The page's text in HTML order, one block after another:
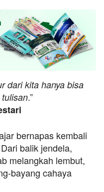
dari kita hanya bisa
.”
bernapas kembali
balik jendela,
melangkah lembut,
bayang cahaya